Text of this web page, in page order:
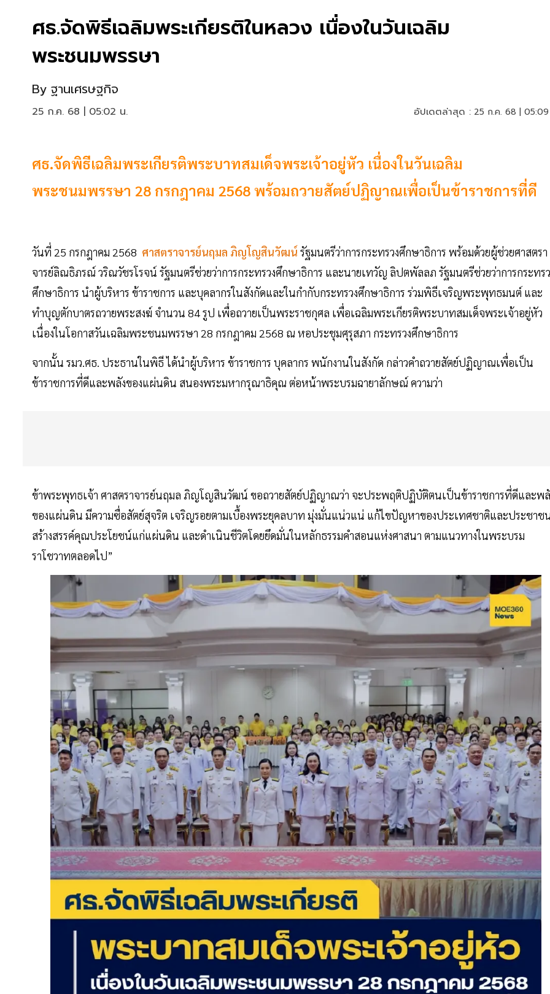
ศธ.จัดพิธีเฉลิมพระเกียรติในหลวง เนื่องในวันเฉลิม
พระชนมพรรษา
By ฐานเศรษฐกิจ
25 ก.ค. 68 | 05:02 น. อัปเดตล่าสุด : 25 ก.ค. 68 |
ศธ.จัดพิธีเฉลิมพระเกียรติพระบาทสมเด็จพระเจ้าอยู่หัว เนื่องในวันเฉลิม
พระชนมพรรษา 28 กรกฎาคม 2568 พร้อมถวายสัตย์ปฏิญาณเพื่อเป็นข้าราชการที่ดี
วันที่ 25 กรกฎาคม 2568 ศาสตราจารย์นฤมล ภิญโญสินวัฒน์ รัฐมนตรีว่าการกระทรวงศึกษาธิการ พร้อมด้วยผู้ช่วยศาสตรา
จารย์ลิณธิภรณ์ วริณวัชรโรจน์ รัฐมนตรีช่วยว่าการกระทรวงศึกษาธิการ และนายเทวัญ ลิปตพัลลภ รัฐมนตรีช่วยว่าการกระทร
ศึกษาธิการ นำผู้บริหาร ข้าราชการ และบุคลากรในสังกัดและในกำกับกระทรวงศึกษาธิการ ร่วมพิธีเจริญพระพุทธมนต์ และ
ทำบุญตักบาตรถวายพระสงฆ์ จำนวน 84 รูป เพื่อถวายเป็นพระราชกุศล เพื่อเฉลิมพระเกียรติพระบาทสมเด็จพระเจ้าอยู่หัว
เนื่องในโอกาสวันเฉลิมพระชนมพรรษา 28 กรกฎาคม 2568 ณ หอประชุมศุรุสภา กระทรวงศึกษาธิการ
จากนั้น รมว.ศธ. ประธานในพิธี ได้นำผู้บริหาร ข้าราชการ บุคลากร พนักงานในสังกัด กล่าวคำถวายสัตย์ปฏิญาณเพื่อเป็น
ข้าราชการที่ดีและพลังของแผ่นดิน สนองพระมหากรุณาธิคุณ ต่อหน้าพระบรมฉายาลักษณ์ ความว่า
ข้าพระพุทธเจ้า ศาสตราจารย์นฤมล ภิญโญสินวัฒน์ ขอถวายสัตย์ปฏิญาณว่า จะประพฤติปฏิบัติตนเป็นข้าราชการที่ดีและพ
ของแผ่นดิน มีความซื่อสัตย์สุจริต เจริญรอยตามเบื้องพระยุคลบาท มุ่งมั่นแน่วแน่ แก้ไขปัญหาของประเทศชาติและประชาช
สร้างสรรค์คุณประโยชน์แก่แผ่นดิน และดำเนินชีวิตโดยยึดมั่นในหลักธรรมคำสอนแห่งศาสนา ตามแนวทางในพระบรม
ราโชวาทตลอดไป”